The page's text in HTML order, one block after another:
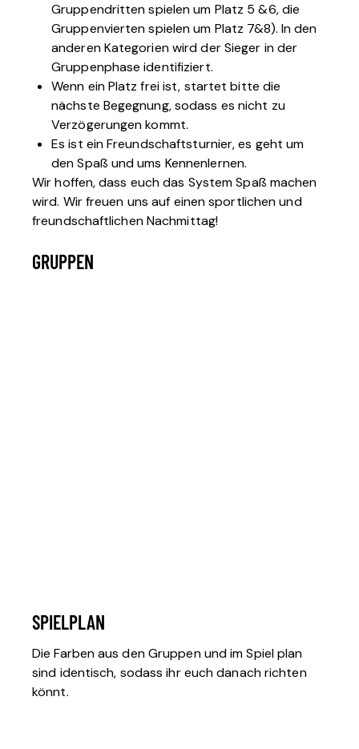
Gruppendritten spielen um Platz 5 &6, die
Gruppenvierten spielen um Platz 7&8). In den
anderen Kategorien wird der Sieger in der
Gruppenphase identifiziert.
Wenn ein Platz frei ist, startet bitte die
nächste Begegnung, sodass es nicht zu
Verzögerungen kommt.
Es ist ein Freundschaftsturnier, es geht um
den Spaß und ums Kennenlernen.
Wir hoffen, dass euch das System Spaß machen
wird. Wir freuen uns auf einen sportlichen und
freundschaftlichen Nachmittag!
GRUPPEN
SPIELPLAN
Die Farben aus den Gruppen und im Spiel plan
sind identisch, sodass ihr euch danach richten
könnt.